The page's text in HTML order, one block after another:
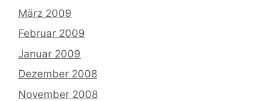
März 2009
Februar 2009
Januar 2009
Dezember 2008
November 2008